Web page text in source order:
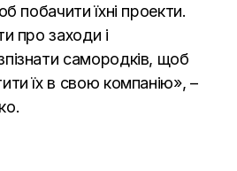
побачити їхні проекти.
про заходи і
самородків, щоб
їх в свою компанію», –